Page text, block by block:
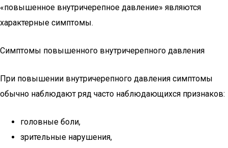
«повышенное внутричерепное давление» являются
характерные симптомы.
Симптомы повышенного внутричерепного давления
При повышении внутричерепного давления симптомы
обычно наблюдают ряд часто наблюдающихся признаков:
головные боли,
зрительные нарушения,